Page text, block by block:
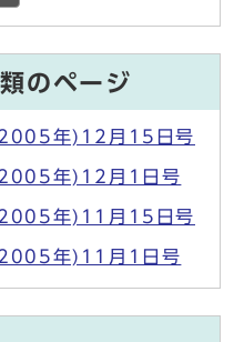
のページ
年)12月15日号
年)12月1日号
年)11月15日号
年)11月1日号